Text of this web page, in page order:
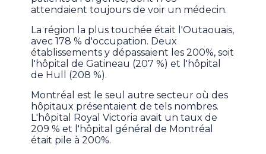
attendaient toujours de voir un médecin.
La région la plus touchée était l'Outaouais,
avec 178 % d'occupation. Deux
établissements y dépassaient les 200%, soit
l'hôpital de Gatineau (207 %) et l'hôpital
de Hull (208 %).
Montréal est le seul autre secteur où des
hôpitaux présentaient de tels nombres.
L'hôpital Royal Victoria avait un taux de
209 % et l'hôpital général de Montréal
était pile à 200%.